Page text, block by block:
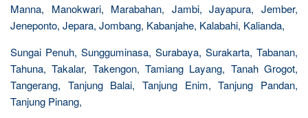
Manna, Manokwari, Marabahan, Jambi, Jayapura, Jember,
Jeneponto, Jepara, Jombang, Kabanjahe, Kalabahi, Kalianda,
Sungai Penuh, Sungguminasa, Surabaya, Surakarta, Tabanan,
Tahuna, Takalar, Takengon, Tamiang Layang, Tanah Grogot,
Tangerang, Tanjung Balai, Tanjung Enim, Tanjung Pandan,
Tanjung Pinang,